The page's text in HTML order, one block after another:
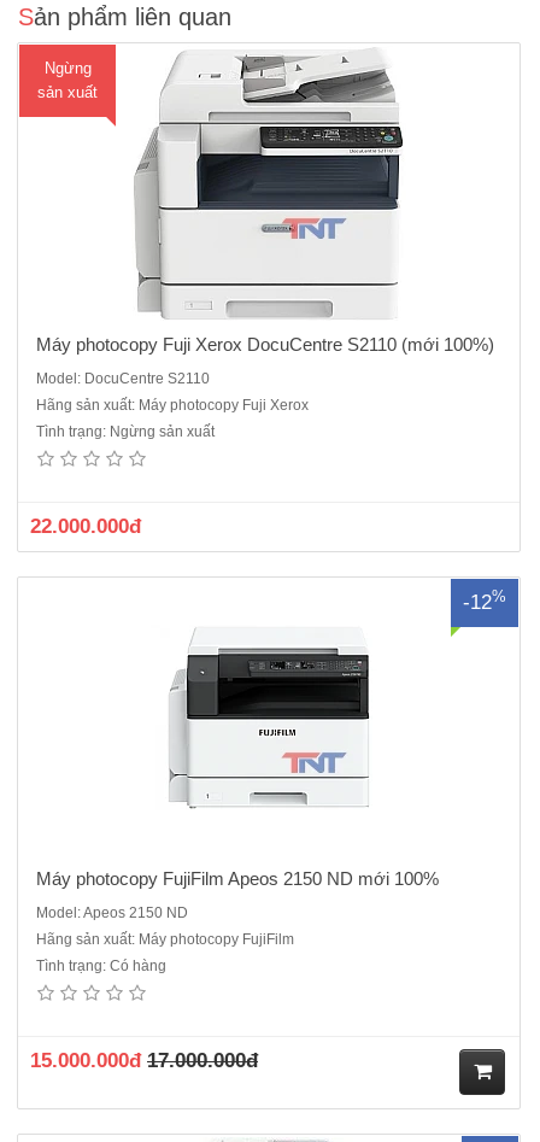
Sản phẩm liên quan
Ngừng
sản xuất
Máy photocopy Fuji Xerox DocuCentre S2110 (mới 100%)
Model: DocuCentre S2110
Hãng sản xuất: Máy photocopy Fuji Xerox
Tình trạng: Ngừng sản xuất
22.000.000đ
-12%
Máy Photocopy FujiFilm Apeos 2150 ND mới 100%Chức năng cơ
bản: Copy/Print/Scan màuTốc độ: 21 trang/phútBộ đảo bản sao
Duplex: Có sẵnBộ nhớ: 512 MBĐộ phân giải quét: 600x600 dpiĐộ
Máy photocopy FujiFilm Apeos 2150 ND mới 100%
Model: Apeos 2150 ND
Hãng sản xuất: Máy photocopy FujiFilm
Tình trạng: Có hàng
15.000.000đ 17.000.000đ
Máy photocopy đa chức năng đen trắng Fujifilm Apeos 2560 mới
100%Chức năng: Photocopy/in mạng/ scan màu-Tốc độ copy liên tục :